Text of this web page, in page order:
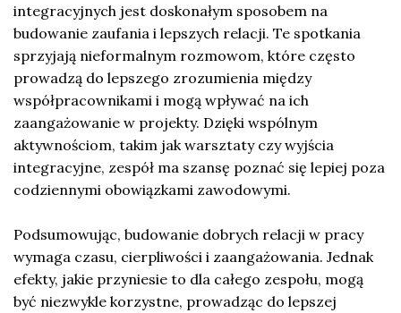
integracyjnych jest doskonałym sposobem na
budowanie zaufania i lepszych relacji. Te spotkania
sprzyjają nieformalnym rozmowom, które często
prowadzą do lepszego zrozumienia między
współpracownikami i mogą wpływać na ich
zaangażowanie w projekty. Dzięki wspólnym
aktywnościom, takim jak warsztaty czy wyjścia
integracyjne, zespół ma szansę poznać się lepiej poza
codziennymi obowiązkami zawodowymi.
Podsumowując, budowanie dobrych relacji w pracy
wymaga czasu, cierpliwości i zaangażowania. Jednak
efekty, jakie przyniesie to dla całego zespołu, mogą
być niezwykle korzystne, prowadząc do lepszej